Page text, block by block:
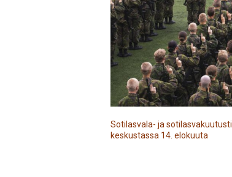
Sotilasvala- ja
keskustassa 14. elokuuta